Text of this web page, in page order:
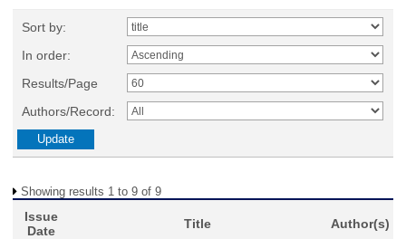
Sort by:
In order:
Results/Page
Authors/Record:
Showing results 1 to 9 of 9
Issue
Date
Title Author(s)